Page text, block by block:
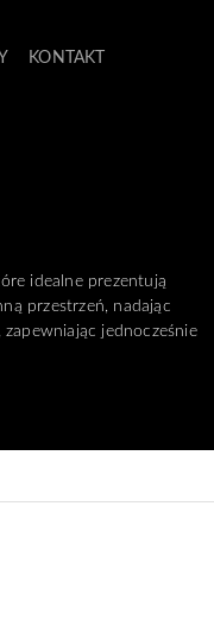
KONTAKT
idealne prezentują
przestrzeń, nadając
jednocześnie